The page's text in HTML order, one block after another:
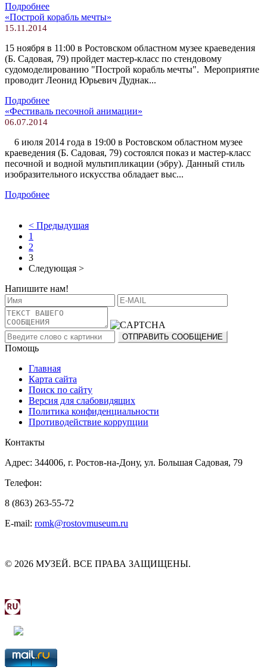
Подробнее
«Построй корабль мечты»
15.11.2014
15 ноября в 11:00 в Ростовском областном музее краеведения
(Б. Садовая, 79) пройдет мастер-класс по стендовому
судомоделированию "Построй корабль мечты". Мероприятие
проводит Леонид Юрьевич Дуднак...
Подробнее
«Фестиваль песочной анимации»
06.07.2014
6 июля 2014 года в 19:00 в Ростовском областном музее
краеведения (Б. Садовая, 79) состоялся показ и мастер-класс
песочной и водной мультипликации (эбру). Данный стиль
изобразительного искусства обладает выс...
Подробнее
< Предыдущая
1
2
3
Следующая >
Напишите нам!
Помощь
Главная
Карта сайта
Поиск по сайту
Версия для слабовидящих
Политика конфиденциальности
Противодействие коррупции
Контакты
Адрес: 344006, г. Ростов-на-Дону, ул. Большая Садовая, 79
Телефон:
8 (863) 263-55-72
E-mail: romk@rostovmuseum.ru
© 2026 МУЗЕЙ. ВСЕ ПРАВА ЗАЩИЩЕНЫ.